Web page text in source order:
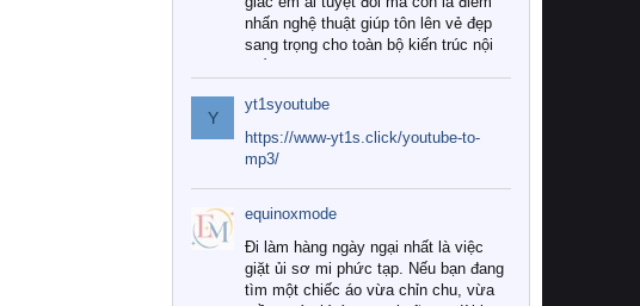
nhấn nghệ thuật giúp tôn lên vẻ đẹp
sang trọng cho toàn bộ kiến trúc nội
Tuy nhiên, giữa thị trường đa dạng
với vô vàn thương hiệu và mẫu mã
như hiện nay, làm thế nào để chọn
được những bộ chăn ga gối đệm cao
cấp thực sự chất lượng, phù hợp với
khí hậu và nhu cầu sử dụng của gia
đình? Hãy cùng chúng tôi đi tìm lời
giải đáp chi tiết qua bài viết dưới đây.
1. Tại sao các gia đình hiện đại lại ưa
Y
yt1syoutube
https://www-yt1s.click/youtube-to-
mp3/
equinoxmode
Đi làm hàng ngày ngại nhất là việc
giặt ủi sơ mi phức tạp. Nếu bạn đang
tìm một chiếc áo vừa chỉn chu, vừa